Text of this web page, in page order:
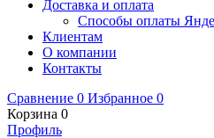
Доставка и оплата
Способы оплаты
Клиентам
О компании
Контакты
Сравнение 0 Избранное 0
Корзина 0
Профиль